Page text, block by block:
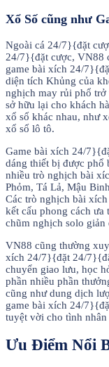
Xổ Số cũng như
Ngoài cá 24/7}{đặt
24/7}{đặt cược, VN88
game bài xích 24/
diện tích Khủng của
nghịch may rủi phổ trở
sở hữu lại cho khách
xổ số khác nhau, như
xổ số lô tô.
Game bài xích 24/
dáng thiết bị được phổ
nhiều trò nghịch bài
Phỏm, Tá Lả, Mậu
Các trò nghịch bài
kết cấu phong cách ưa
chũm nghịch solo giản
VN88 cũng thường
xích 24/7}{đặt 24/
chuyển giao lưu, học
phần nhiều phần
cũng như dung dịch
game bài xích 24/
tuyệt vời cho tình
Ưu Điểm Nổi